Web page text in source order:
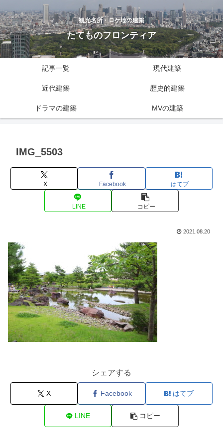
観光名所・ロケ地の建築
たてものフロンティア
記事一覧 現代建築
近代建築 歴史的建築
ドラマの建築 MVの建築
IMG_5503
X Facebook はてブ
LINE コピー
2021.08.20
シェアする
X Facebook はてブ
LINE コピー